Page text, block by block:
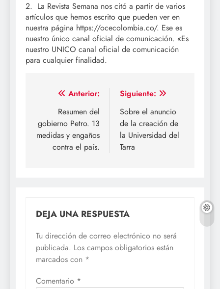
2. La Revista Semana nos citó a partir de varios
artículos que hemos escrito que pueden ver en
nuestra página https://ocecolombia.co/. Ese es
nuestro único canal oficial de comunicación. «Es
nuestro UNICO canal oficial de comunicación
para cualquier finalidad.
Navegación
entradas
Anterior:
Resumen del
gobierno Petro. 13
medidas y engaños
contra el país.
Siguiente:
Sobre el anuncio
de la creación de
la Universidad del
Tarra
DEJA UNA RESPUESTA
Tu dirección de correo electrónico no será
publicada. Los campos obligatorios están
marcados con *
Comentario *